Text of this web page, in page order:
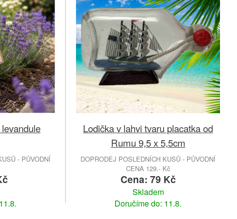
- PŮVODNÍ
Lodička v lahvi tvaru placatka od
Rumu 9,5 x 5,5cm
DOPRODEJ POSLEDNÍCH KUSŮ - PŮVODNÍ
CENA 129.- Kč
Cena: 79 Kč
Skladem
Doručíme do: 11.8.